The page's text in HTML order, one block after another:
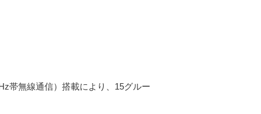
帯無線通信）搭載により、15グルー